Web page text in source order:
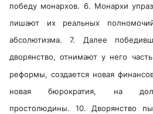
победу монархов. 6. Монархи
лишают их реальных
абсолютизма. 7. Далее
дворянство, отнимают у него
реформы, создается новая
новая бюрократия, на
простолюдины. 10. Дворянство